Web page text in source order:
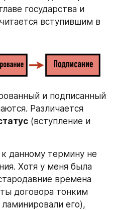
государства и
вступившим в
и подписанный
Различается
(вступление и
к данному термину не
Хотя у меня была
времена
договора тонким
его),